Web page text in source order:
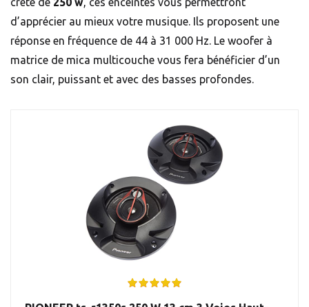
d’apprécier au mieux votre musique. Ils proposent une
réponse en fréquence de 44 à 31 000 Hz. Le woofer à
matrice de mica multicouche vous fera bénéficier d’un
son clair, puissant et avec des basses profondes.